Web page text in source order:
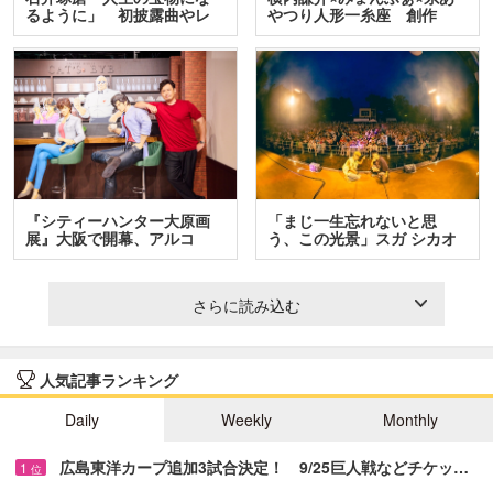
るように」 初披露曲やレ
ア…
やつり人形一糸座 創作
人…
『シティーハンター大原画
展』大阪で開幕、アルコ
＆…
「まじ一生忘れないと思
う、この光景」スガ シカオ
と…
さらに読み込む
人気記事ランキング
Daily
Weekly Monthly
1 位 広島東洋カープ追加3試合決定！ 9/25巨人戦などチケッ…